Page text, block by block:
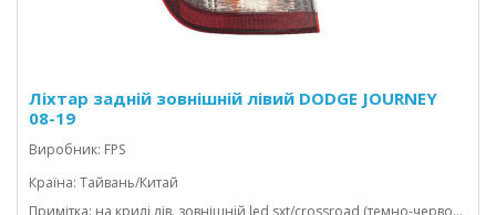
Ліхтар задній зовнішній лівий DODGE JOURNEY
08-19
Виробник: FPS
Країна: Тайвань/Китай
Примітка: на крилі лів. зовнішній led sxt/crossroad (темно-червоний)